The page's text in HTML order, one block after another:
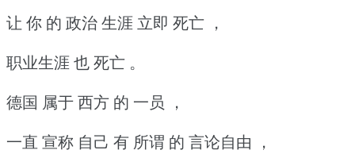
让 你 的 政治 生涯 立即 死亡 ，
职业生涯 也 死亡 。
德国 属于 西方 的 一员 ，
一直 宣称 自己 有 所谓 的 言论自由 ，